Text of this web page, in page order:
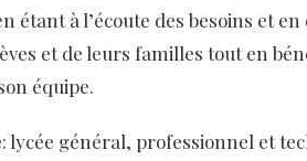
étant à l’écoute des besoins et
et de leurs familles tout en
équipe.
lycée général, professionnel et